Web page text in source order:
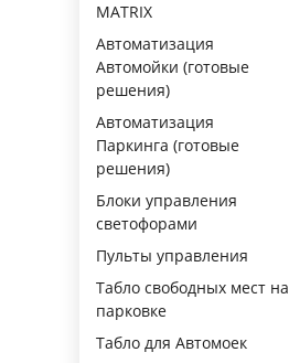
MATRIX
Автоматизация
Автомойки (готовые
решения)
Автоматизация
Паркинга (готовые
решения)
Блоки управления
светофорами
Пульты управления
Табло свободных мест на
парковке
Табло для Автомоек